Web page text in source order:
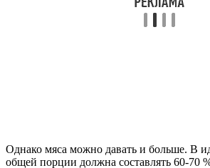
Однако мяса можно давать и больше. В
общей порции должна составлять 60-70